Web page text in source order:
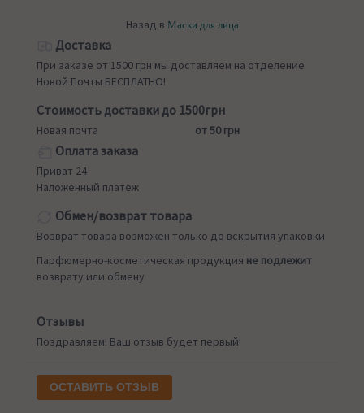
Назад в Маски для лица
Доставка
При заказе от 1500 грн мы доставляем на отделение
Новой Почты БЕСПЛАТНО!
Стоимость доставки до 1500грн
Новая почта от 50 грн
Оплата заказа
Приват 24
Наложенный платеж
Обмен/возврат товара
Возврат товара возможен только до вскрытия упаковки
Парфюмерно-косметическая продукция не подлежит
возврату или обмену
Отзывы
Поздравляем! Ваш отзыв будет первый!
ОСТАВИТЬ ОТЗЫВ